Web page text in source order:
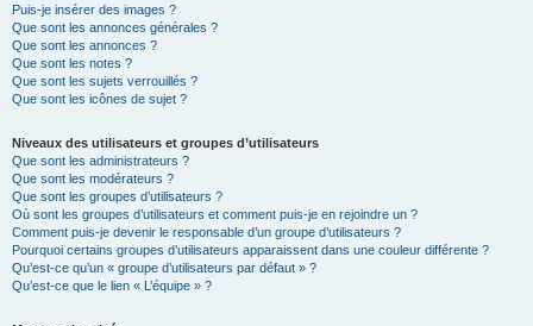
Puis-je insérer des images ?
Que sont les annonces générales ?
Que sont les annonces ?
Que sont les notes ?
Que sont les sujets verrouillés ?
Que sont les icônes de sujet ?
Niveaux des utilisateurs et groupes d’utilisateurs
Que sont les administrateurs ?
Que sont les modérateurs ?
Que sont les groupes d’utilisateurs ?
Où sont les groupes d’utilisateurs et comment puis-je en rejoindre un ?
Comment puis-je devenir le responsable d’un groupe d’utilisateurs ?
Pourquoi certains groupes d’utilisateurs apparaissent dans une couleur différente ?
Qu’est-ce qu’un « groupe d’utilisateurs par défaut » ?
Qu’est-ce que le lien « L’équipe » ?